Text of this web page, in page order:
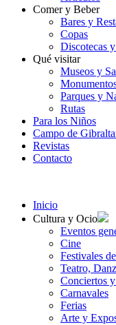
Comer y Beber
Bares y
Copas
Discotecas
Qué visitar
Museos y
Parques y
Rutas
Para los Niños
Campo de
Revistas
Contacto
Inicio
Cultura y Ocio
Eventos
Cine
Festivales
Teatro,
Conciertos
Carnavales
Ferias
Arte y